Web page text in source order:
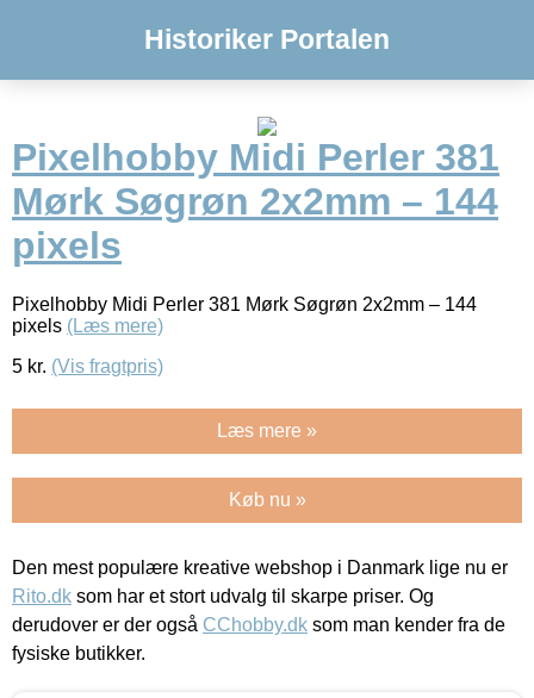
Historiker Portalen
Pixelhobby Midi Perler 381
Mørk Søgrøn 2x2mm – 144
pixels
Pixelhobby Midi Perler 381 Mørk Søgrøn 2x2mm – 144
pixels (Læs mere)
5 kr. (Vis fragtpris)
Læs mere »
Køb nu »
Den mest populære kreative webshop i Danmark lige nu er
Rito.dk som har et stort udvalg til skarpe priser. Og
derudover er der også CChobby.dk som man kender fra de
fysiske butikker.